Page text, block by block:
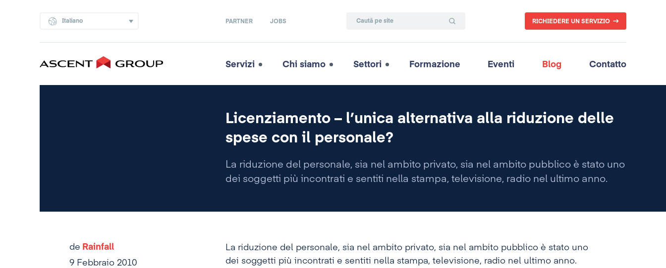
Italiano PARTNER JOBS RICHIEDERE UN SERVIZIO
Servizi Chi siamo Settori Formazione Eventi Blog Contatto
Licenziamento – l’unica alternativa alla riduzione delle
spese con il personale?
La riduzione del personale, sia nel ambito privato, sia nel ambito pubblico è stato uno
dei soggetti più incontrati e sentiti nella stampa, televisione, radio nel ultimo anno.
de Rainfall
9 Febbraio 2010
La riduzione del personale, sia nel ambito privato, sia nel ambito pubblico è stato uno
dei soggetti più incontrati e sentiti nella stampa, televisione, radio nel ultimo anno.